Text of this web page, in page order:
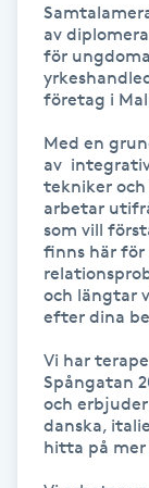
Healing
HIFU
Hollywood Peel
Hot Stone
Hot yoga
Hudföryngring
av
för
företag i
Med en
av
tekniker
arbetar
som vill
finns här för
och längtar
efter dina
Vi har
Spångatan
och
danska,
hitta på